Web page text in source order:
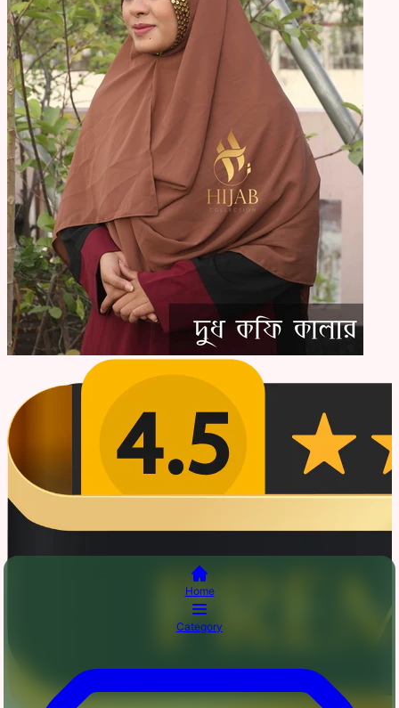
Home
Category